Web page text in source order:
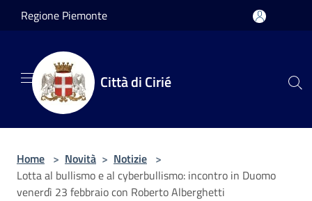
Salta al contenuto principale
Regione Piemonte
Città di Cirié
Home > Novità > Notizie >
Lotta al bullismo e al cyberbullismo: incontro in Duomo
venerdì 23 febbraio con Roberto Alberghetti